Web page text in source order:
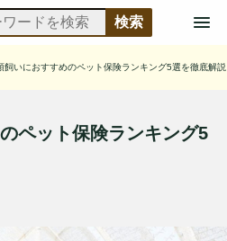
飼いにおすすめのペット保険ランキング5選を徹底解
ペット保険ランキング5